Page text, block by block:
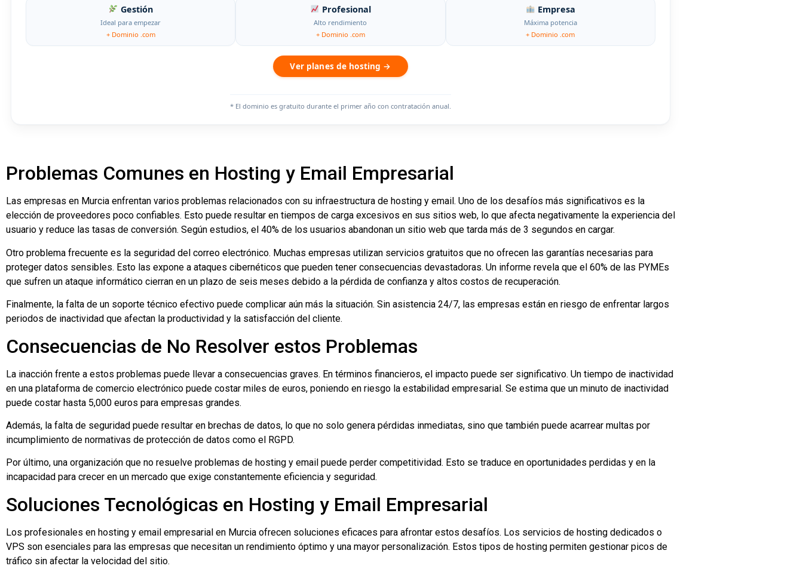
Gestión
Ideal para empezar
+ Dominio .com
Profesional
Alto rendimiento
+ Dominio .com
Empresa
Máxima potencia
+ Dominio .com
Ver planes de hosting →
* El dominio es gratuito durante el primer año con contratación anual.
Problemas Comunes en Hosting y Email Empresarial
Las empresas en Murcia enfrentan varios problemas relacionados con su infraestructura de hosting y email. Uno de los desafíos más significativos es la
elección de proveedores poco confiables. Esto puede resultar en tiempos de carga excesivos en sus sitios web, lo que afecta negativamente la experiencia del
usuario y reduce las tasas de conversión. Según estudios, el 40% de los usuarios abandonan un sitio web que tarda más de 3 segundos en cargar.
Otro problema frecuente es la seguridad del correo electrónico. Muchas empresas utilizan servicios gratuitos que no ofrecen las garantías necesarias para
proteger datos sensibles. Esto las expone a ataques cibernéticos que pueden tener consecuencias devastadoras. Un informe revela que el 60% de las PYMEs
que sufren un ataque informático cierran en un plazo de seis meses debido a la pérdida de confianza y altos costos de recuperación.
Finalmente, la falta de un soporte técnico efectivo puede complicar aún más la situación. Sin asistencia 24/7, las empresas están en riesgo de enfrentar largos
periodos de inactividad que afectan la productividad y la satisfacción del cliente.
Consecuencias de No Resolver estos Problemas
La inacción frente a estos problemas puede llevar a consecuencias graves. En términos financieros, el impacto puede ser significativo. Un tiempo de inactividad
en una plataforma de comercio electrónico puede costar miles de euros, poniendo en riesgo la estabilidad empresarial. Se estima que un minuto de inactividad
puede costar hasta 5,000 euros para empresas grandes.
Además, la falta de seguridad puede resultar en brechas de datos, lo que no solo genera pérdidas inmediatas, sino que también puede acarrear multas por
incumplimiento de normativas de protección de datos como el RGPD.
Por último, una organización que no resuelve problemas de hosting y email puede perder competitividad. Esto se traduce en oportunidades perdidas y en la
incapacidad para crecer en un mercado que exige constantemente eficiencia y seguridad.
Soluciones Tecnológicas en Hosting y Email Empresarial
Los profesionales en hosting y email empresarial en Murcia ofrecen soluciones eficaces para afrontar estos desafíos. Los servicios de hosting dedicados o
VPS son esenciales para las empresas que necesitan un rendimiento óptimo y una mayor personalización. Estos tipos de hosting permiten gestionar picos de
tráfico sin afectar la velocidad del sitio.